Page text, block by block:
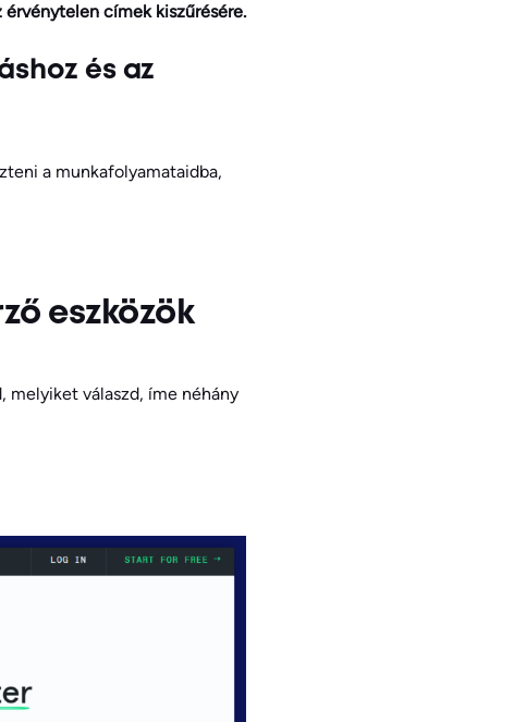
címek kiszűrésére.
és az
a munkafolyamataidba,
eszközök
melyiket válaszd, íme néhány